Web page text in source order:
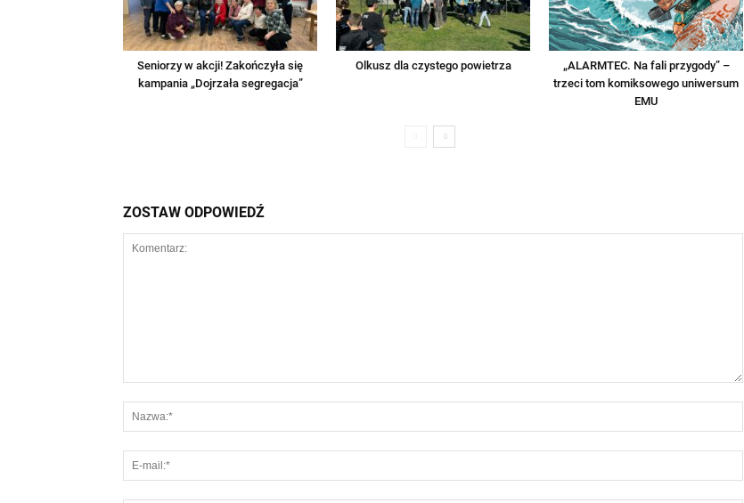
Seniorzy w akcji! Zakończyła się
kampania „Dojrzała segregacja”
Olkusz dla czystego powietrza
„ALARMTEC. Na fali przygody” –
trzeci tom komiksowego uniwersum
EMU
ZOSTAW ODPOWIEDŹ